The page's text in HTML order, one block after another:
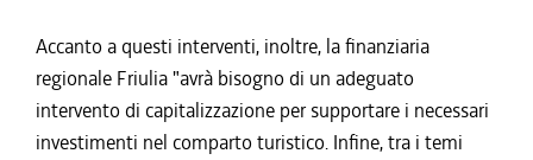
Accanto a questi interventi, inoltre, la finanziaria
regionale Friulia "avrà bisogno di un adeguato
intervento di capitalizzazione per supportare i necessari
investimenti nel comparto turistico. Infine, tra i temi